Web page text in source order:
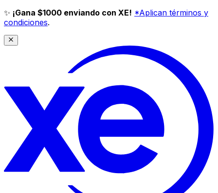
✨ ¡Gana $1000 enviando con XE! *Aplican términos y
condiciones.